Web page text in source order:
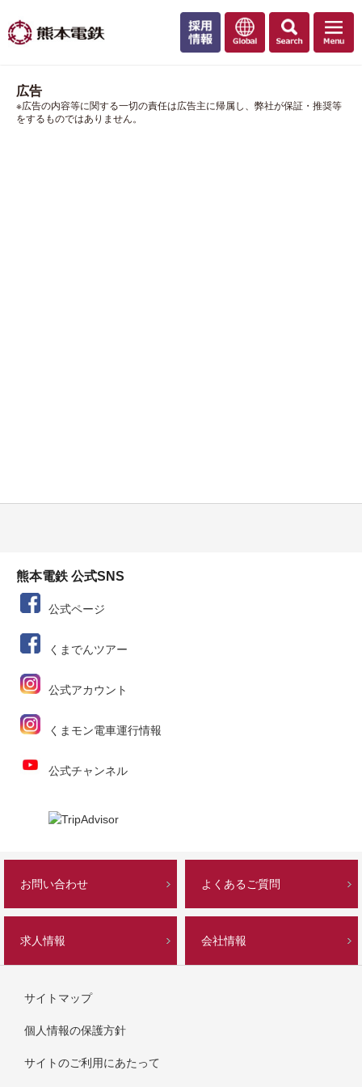
広告
※広告の内容等に関する一切の責任は広告主に帰属し、弊社が保証・推奨等
をするものではありません。
熊本電鉄 公式SNS
公式ページ
くまでんツアー
公式アカウント
くまモン電車運行情報
公式チャンネル
お問い合わせ よくあるご質問
求人情報 会社情報
サイトマップ
個人情報の保護方針
サイトのご利用にあたって